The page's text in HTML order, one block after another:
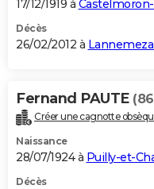
17/12/1919 à
Décès
26/02/2012 à
Fernand PAUTE
Créer une cagnotte
Naissance
28/07/1924 à Puilly-et-
Décès